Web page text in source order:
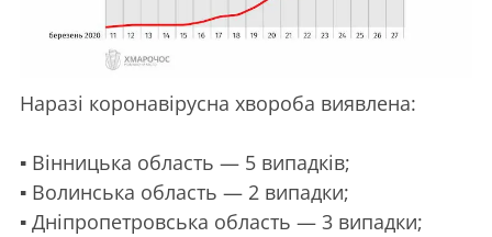
Наразі коронавірусна хвороба виявлена:
▪️ Вінницька область — 5 випадків;
▪️ Волинська область — 2 випадки;
▪️ Дніпропетровська область — 3 випадки;